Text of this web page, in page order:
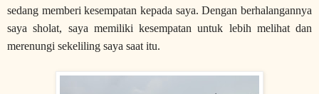
sedang memberi kesempatan kepada saya. Dengan berhalangannya
saya sholat, saya memiliki kesempatan untuk lebih melihat dan
merenungi sekeliling saya saat itu.